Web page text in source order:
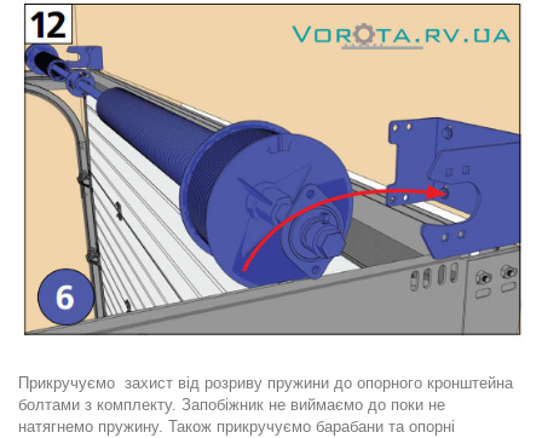
Прикручуємо захист від розриву пружини до опорного кронштейна
болтами з комплекту. Запобіжник не виймаємо до поки не
натягнемо пружину. Також прикручуємо барабани та опорні